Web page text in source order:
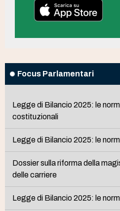
Focus Parlamentari
Legge di Bilancio 2025: le
costituzionali
Legge di Bilancio 2025: le
Dossier sulla riforma della
delle carriere
Legge di Bilancio 2025: le